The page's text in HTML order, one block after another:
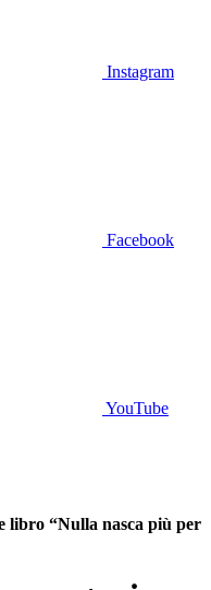
Instagram
Facebook
YouTube
libro “Nulla nasca più per